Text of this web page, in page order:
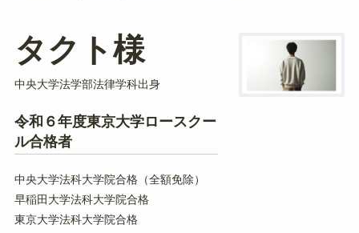
タクト様
中央大学法学部法律学科出身
令和６年度東京大学ロースクー
ル合格者
中央大学法科大学院合格（全額免除）
早稲田大学法科大学院合格
東京大学法科大学院合格